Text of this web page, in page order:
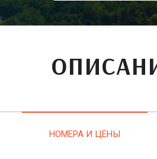
НОМЕРА И ЦЕНЫ